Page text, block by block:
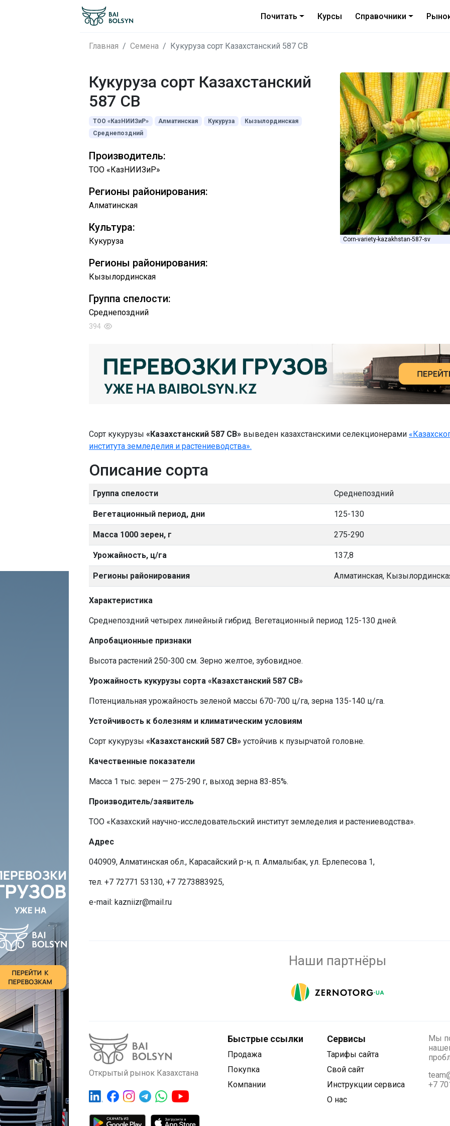
Почитать Курсы Справочники
Главная Семена Кукуруза сорт Казахстанский 587 СВ
Кукуруза сорт Казахстанский
587 СВ
ТОО «КазНИИЗиР» Алматинская Кукуруза
Кызылординская
Среднепоздний
Производитель:
ТОО «КазНИИЗиР»
Регионы районирования:
Алматинская
Культура:
Кукуруза
Регионы районирования:
Кызылординская
Группа спелости:
Среднепоздний
394
Corn-variety-kazakhstan-587-sv
Сорт кукурузы «Казахстанский 587 СВ» выведен казахстанскими селекционерами
института земледелия и растениеводства».
Описание сорта
Группа спелости Среднепоздний
Вегетационный период, дни 125-130
Масса 1000 зерен, г 275-290
Урожайность, ц/га 137,8
Регионы районирования Алматинская,
Характеристика
Среднепоздний четырех линейный гибрид. Вегетационный период 125-130 дней.
Апробационные признаки
Высота растений 250-300 см. Зерно желтое, зубовидное.
Урожайность кукурузы сорта «Казахстанский 587 СВ»
Потенциальная урожайность зеленой массы 670-700 ц/га, зерна 135-140 ц/га.
Устойчивость к болезням и климатическим условиям
Сорт кукурузы «Казахстанский 587 СВ» устойчив к пузырчатой головне.
Качественные показатели
Масса 1 тыс. зерен — 275-290 г, выход зерна 83-85%.
Производитель/заявитель
ТОО «Казахский научно-исследовательский институт земледелия и растениеводства».
Адрес
040909, Алматинская обл., Карасайский р-н, п. Алмалыбак, ул. Ерлепесова 1,
тел. +7 72771 53130, +7 7273883925,
e-mail: kazniizr@mail.ru
Наши партнёры
Открытый рынок Казахстана
Быстрые ссылки
Продажа
Покупка
Компании
Сервисы
Тарифы сайта
Свой сайт
Инструкции сервиса
О нас
Мы
+7